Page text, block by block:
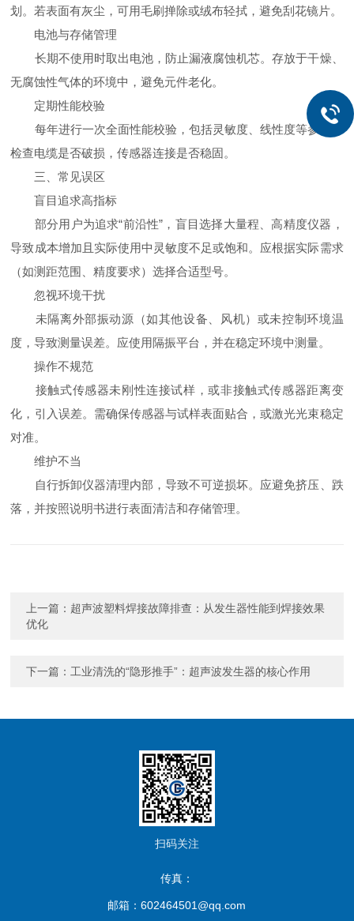
划。若表面有灰尘，可用毛刷掸除或绒布轻拭，避免刮花镜片。
电池与存储管理
长期不使用时取出电池，防止漏液腐蚀机芯。存放于干燥、
无腐蚀性气体的环境中，避免元件老化。
定期性能校验
每年进行一次全面性能校验，包括灵敏度、线性度等参数。
检查电缆是否破损，传感器连接是否稳固。
三、常见误区
盲目追求高指标
部分用户为追求“前沿性”，盲目选择大量程、高精度仪器，
导致成本增加且实际使用中灵敏度不足或饱和。应根据实际需求
（如测距范围、精度要求）选择合适型号。
忽视环境干扰
未隔离外部振动源（如其他设备、风机）或未控制环境温
度，导致测量误差。应使用隔振平台，并在稳定环境中测量。
操作不规范
接触式传感器未刚性连接试样，或非接触式传感器距离变
化，引入误差。需确保传感器与试样表面贴合，或激光光束稳定
对准。
维护不当
自行拆卸仪器清理内部，导致不可逆损坏。应避免挤压、跌
落，并按照说明书进行表面清洁和存储管理。
上一篇： 超声波塑料焊接故障排查：从发生器性能到焊接效果
优化
下一篇： 工业清洗的“隐形推手”：超声波发生器的核心作用
扫码关注
传真：
邮箱：602464501@qq.com